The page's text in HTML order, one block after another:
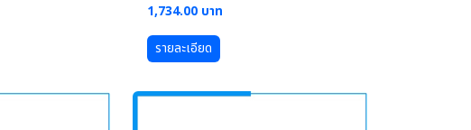
1,734.00 บาท
รายละเอียด